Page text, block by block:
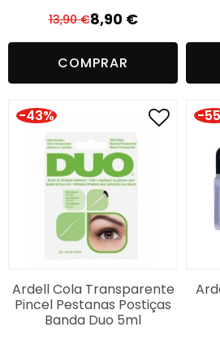
13,90€O
preço
original
era:
8,90 €
O
preço
atual
é:
COMPRAR
-43%
Ardell Cola Transparente
Pincel Pestanas Postiças
Banda Duo 5ml
-